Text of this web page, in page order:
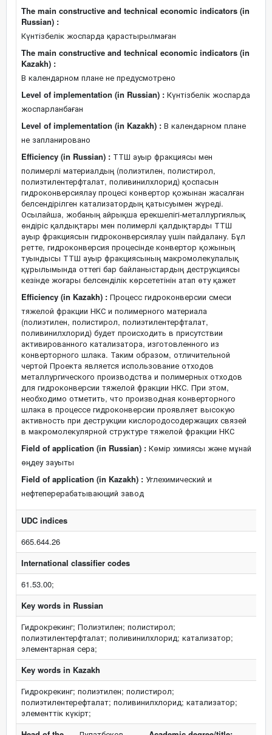
The main constructive and technical economic indicators (in
Russian) :
Күнтізбелік жоспарда қарастырылмаған
The main constructive and technical economic indicators (in
Kazakh) :
В календарном плане не предусмотрено
Level of implementation (in Russian) : Күнтізбелік жоспарда
жоспарланбаған
Level of implementation (in Kazakh) : В календарном плане
не запланировано
Efficiency (in Russian) : ТТШ ауыр фракциясы мен
полимерлі материалдың (полиэтилен, полистирол,
полиэтилентерфталат, поливинилхлорид) қоспасын
гидроконверсиялау процесі конвертор қожынан жасалған
белсендірілген катализатордың қатысуымен жүреді.
Осылайша, жобаның айрықша ерекшелігі-металлургиялық
өндіріс қалдықтары мен полимерлі қалдықтарды ТТШ
ауыр фракциясын гидроконверсиялау үшін пайдалану. Бұл
ретте, гидроконверсия процесінде конвертор қожының
туындысы ТТШ ауыр фракциясының макромолекулалық
құрылымында оттегі бар байланыстардың деструкциясы
кезінде жоғары белсенділік көрсететінін атап өту қажет
Efficiency (in Kazakh) : Процесс гидроконверсии смеси
тяжелой фракции НКС и полимерного материала
(полиэтилен, полистирол, полиэтилентерфталат,
поливинилхлорид) будет происходить в присутствии
активированного катализатора, изготовленного из
конверторного шлака. Таким образом, отличительной
чертой Проекта является использование отходов
металлургического производства и полимерных отходов
для гидроконверсии тяжелой фракции НКС. При этом,
необходимо отметить, что производная конверторного
шлака в процессе гидроконверсии проявляет высокую
активность при деструкции кислородосодержащих связей
в макромолекулярной структуре тяжелой фракции НКС
Field of application (in Russian) : Көмір химиясы және мұнай
өңдеу зауыты
Field of application (in Kazakh) : Углехимический и
нефтеперерабатывающий завод
UDC indices
665.644.26
International classifier codes
61.53.00;
Key words in Russian
Гидрокрекинг; Полиэтилен; полистирол;
полиэтилентерфталат; поливинилхлорид; катализатор;
элементарная сера;
Key words in Kazakh
Гидрокрекинг; полиэтилен; полистирол;
полиэтилентерефталат; поливинилхлорид; катализатор;
элементтік күкірт;